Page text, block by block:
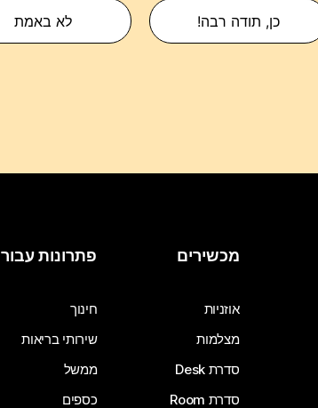
כן, תודה רבה! לא באמת
מכשירים
אוזניות
מצלמות
סדרת Desk
סדרת Room
פתרונות עבור
חינוך
שירותי בריאות
ממשל
כספים